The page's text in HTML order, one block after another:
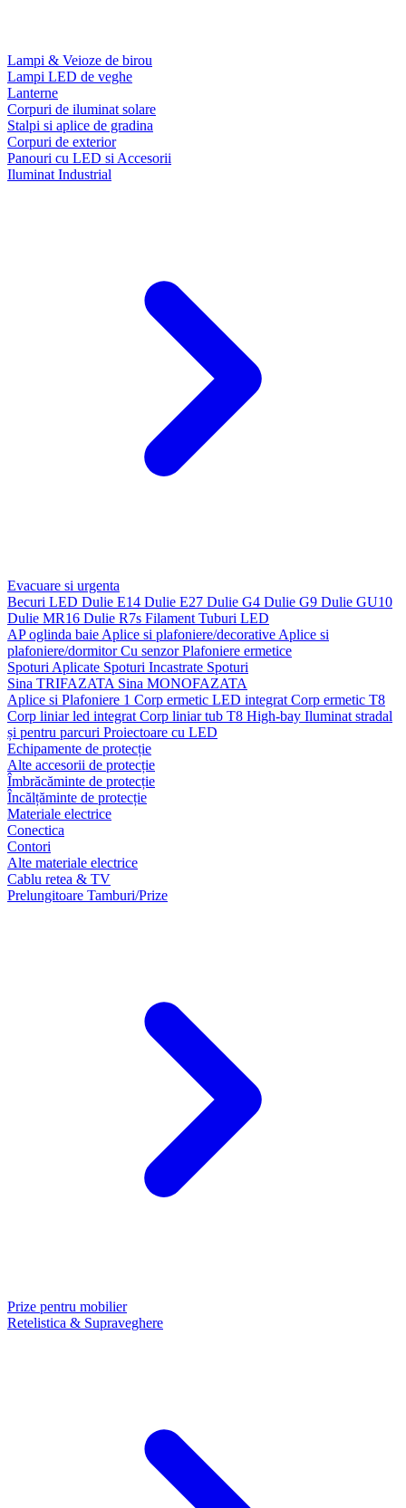
Lampi & Veioze de birou
Lampi LED de veghe
Lanterne
Corpuri de iluminat solare
Stalpi si aplice de gradina
Corpuri de exterior
Panouri cu LED si Accesorii
Iluminat Industrial
Evacuare si urgenta
Becuri LED Dulie E14 Dulie E27 Dulie G4 Dulie G9 Dulie GU10
Dulie MR16 Dulie R7s Filament Tuburi LED
AP oglinda baie Aplice si plafoniere/decorative Aplice si
plafoniere/dormitorCu senzorPlafoniere ermetice
Spoturi Aplicate Spoturi Incastrate Spoturi
Sina TRIFAZATA Sina MONOFAZATA
Aplice si Plafoniere 1 Corp ermetic LED integrat Corp ermetic T8
Corp liniar led integrat Corp liniar tub T8 High-bay Iluminat stradal
și pentru parcuri Proiectoare cu LED
Echipamente de protecție
Alte accesorii de protecție
Îmbrăcăminte de protecție
Încălțăminte de protecție
Materiale electrice
Conectica
Contori
Alte materiale electrice
Cablu retea & TV
Prelungitoare Tamburi/Prize
Prize pentru mobilier
Retelistica & Supraveghere